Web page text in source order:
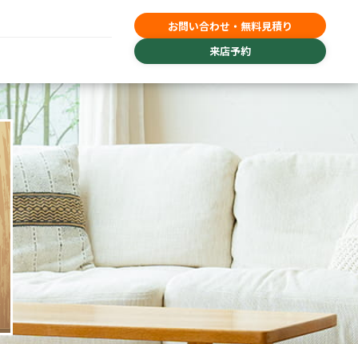
お問い合わせ・無料見積り
来店予約